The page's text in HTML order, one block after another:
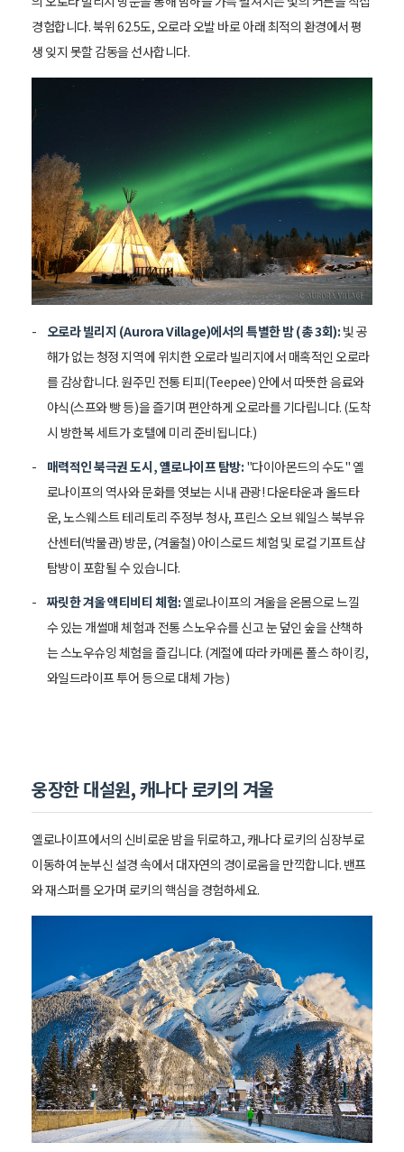
경험합니다. 북위 62.5도, 오로라 오발 바로 아래 최적의 환경에서 평
생 잊지 못할 감동을 선사합니다.
오로라 빌리지 (Aurora Village)에서의 특별한 밤 (총 3회): 빛 공
해가 없는 청정 지역에 위치한 오로라 빌리지에서 매혹적인 오로라
를 감상합니다. 원주민 전통 티피(Teepee) 안에서 따뜻한 음료와
야식(스프와 빵 등)을 즐기며 편안하게 오로라를 기다립니다. (도착
시 방한복 세트가 호텔에 미리 준비됩니다.)
매력적인 북극권 도시, 옐로나이프 탐방: "다이아몬드의 수도" 옐
로나이프의 역사와 문화를 엿보는 시내 관광! 다운타운과 올드타
운, 노스웨스트 테리토리 주정부 청사, 프린스 오브 웨일스 북부유
산센터(박물관) 방문, (겨울철) 아이스로드 체험 및 로컬 기프트샵
탐방이 포함될 수 있습니다.
짜릿한 겨울 액티비티 체험: 옐로나이프의 겨울을 온몸으로 느낄
수 있는 개썰매 체험과 전통 스노우슈를 신고 눈 덮인 숲을 산책하
는 스노우슈잉 체험을 즐깁니다. (계절에 따라 카메론 폴스 하이킹,
와일드라이프 투어 등으로 대체 가능)
웅장한 대설원, 캐나다 로키의 겨울
옐로나이프에서의 신비로운 밤을 뒤로하고, 캐나다 로키의 심장부로
이동하여 눈부신 설경 속에서 대자연의 경이로움을 만끽합니다. 밴프
와 재스퍼를 오가며 로키의 핵심을 경험하세요.